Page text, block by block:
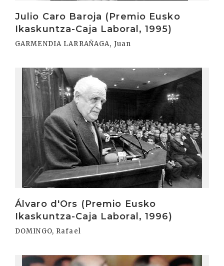
Julio Caro Baroja (Premio Eusko
Ikaskuntza-Caja Laboral, 1995)
GARMENDIA LARRAÑAGA, Juan
Álvaro d'Ors (Premio Eusko
Ikaskuntza-Caja Laboral, 1996)
DOMINGO, Rafael
Irakurri
Irakurri